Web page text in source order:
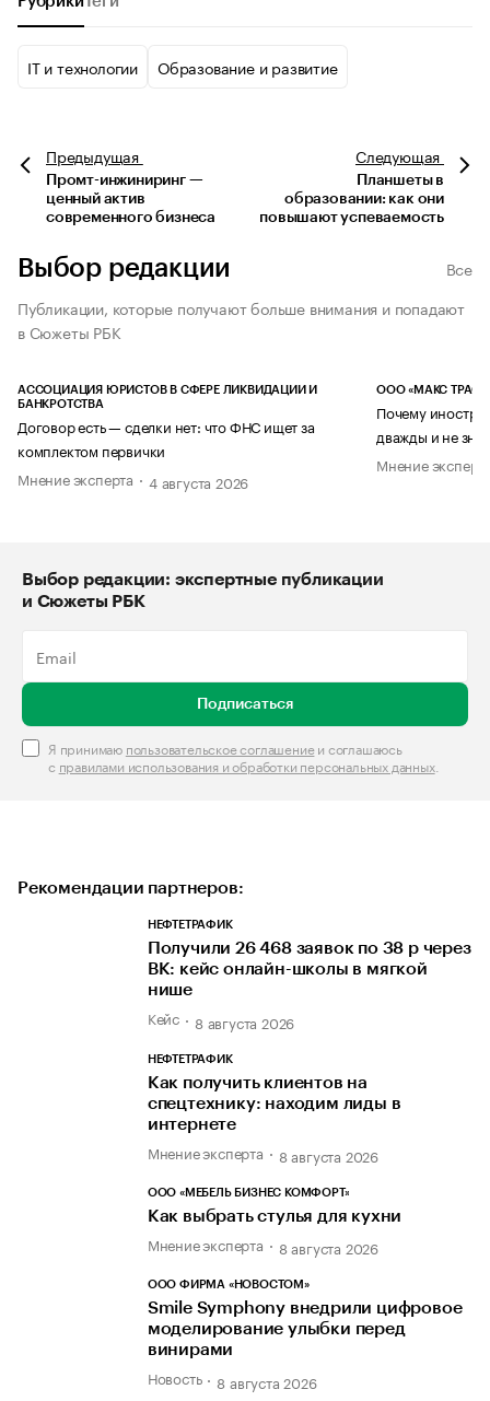
IT и технологии Образование и развитие
Предыдущая
Промт-инжиниринг —
ценный актив
современного бизнеса
Следующая
Планшеты в
образовании: как они
повышают успеваемость
Выбор редакции
Все
Публикации, которые получают больше внимания и попадают
в Сюжеты РБК
АССОЦИАЦИЯ ЮРИСТОВ В СФЕРЕ ЛИКВИДАЦИИ И
БАНКРОТСТВА
Договор есть — сделки нет: что ФНС ищет за
комплектом первички
Мнение эксперта
4 августа 2026
ООО «МАКС ТРАСТ»
Почему
дважды и не
Мнение
Выбор редакции: экспертные публикации
и Сюжеты РБК
Подписаться
Я принимаю пользовательское соглашениеи соглашаюсь
с правилами использования и обработки персональных данных.
Рекомендации партнеров:
НЕФТЕТРАФИК
Получили 26 468 заявок по 38 р через
ВК: кейс онлайн-школы в мягкой
нише
Кейс 8 августа 2026
НЕФТЕТРАФИК
Как получить клиентов на
спецтехнику: находим лиды в
интернете
Мнение эксперта 8 августа 2026
ООО «МЕБЕЛЬ БИЗНЕС КОМФОРТ»
Как выбрать стулья для кухни
Мнение эксперта 8 августа 2026
ООО ФИРМА «НОВОСТОМ»
Smile Symphony внедрили цифровое
моделирование улыбки перед
винирами
Новость 8 августа 2026